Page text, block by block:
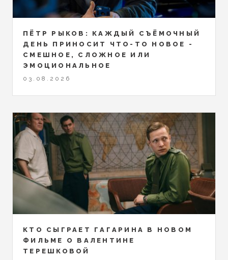
ПЁТР РЫКОВ: КАЖДЫЙ СЪЁМОЧНЫЙ
ДЕНЬ ПРИНОСИТ ЧТО-ТО НОВОЕ -
СМЕШНОЕ, СЛОЖНОЕ ИЛИ
ЭМОЦИОНАЛЬНОЕ
03.08.2026
КТО СЫГРАЕТ ГАГАРИНА В НОВОМ
ФИЛЬМЕ О ВАЛЕНТИНЕ
ТЕРЕШКОВОЙ